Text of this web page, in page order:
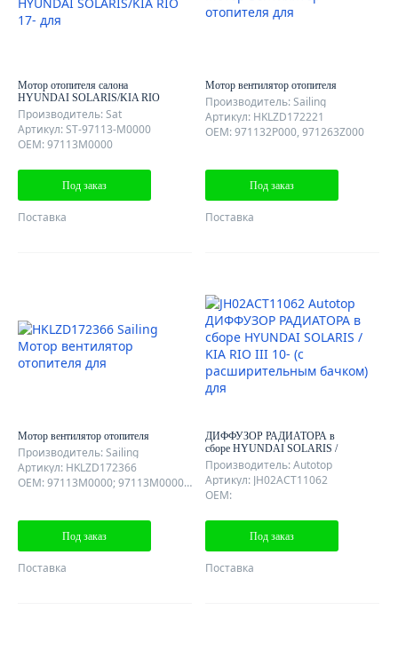
Мотор отопителя салона
HYUNDAI SOLARIS/KIA RIO
17-
Производитель: Sat
Артикул: ST-97113-M0000
OEM: 97113M0000
Под заказ
Поставка
Мотор вентилятор отопителя
Производитель: Sailing
Артикул: HKLZD172221
OEM: 971132P000, 971263Z000
Под заказ
Поставка
Мотор вентилятор отопителя
Производитель: Sailing
Артикул: HKLZD172366
OEM: 97113M0000; 97113M0000QQH; 97113M0000QQK;
Под заказ
Поставка
ДИФФУЗОР РАДИАТОРА в
сборе HYUNDAI SOLARIS /
KIA RIO III 10- (с
расширительным бачком)
Производитель: Autotop
Артикул: JH02ACT11062
OEM:
Под заказ
Поставка